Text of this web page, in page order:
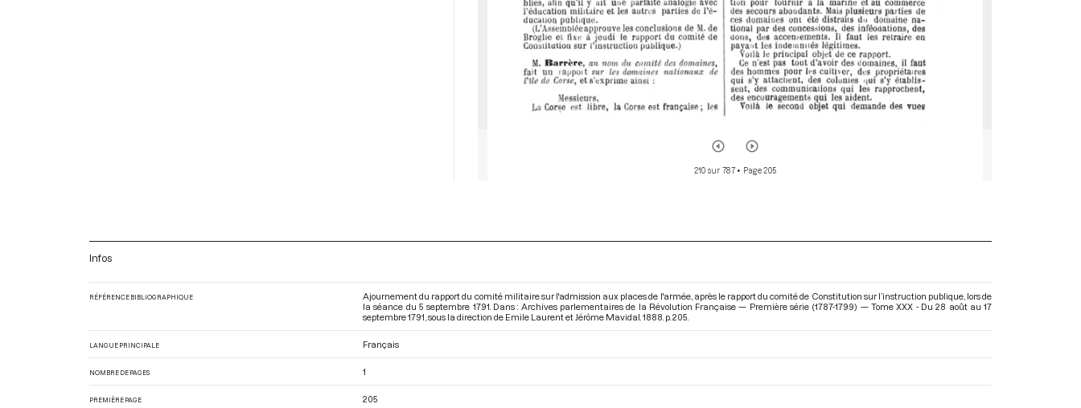
210 sur 787• Page 205
Infos
RÉFÉRENCE BIBLIOGRAPHIQUE
Ajournement du rapport du comité militaire sur l'admission aux places de l'armée, après le rapport du comité de Constitution sur l’instruction publique, lors de
la séance du 5 septembre 1791. Dans : Archives parlementaires de la Révolution Française — Première série (1787-1799) — Tome XXX - Du 28 août au 17
septembre 1791 , sous la direction de Emile Laurent et Jérôme Mavidal. 1888. p. 205.
LANGUE PRINCIPALE Français
NOMBRE DE PAGES 1
PREMIÈRE PAGE 205